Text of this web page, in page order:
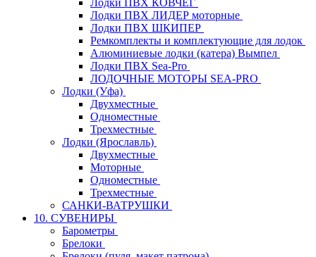
Лодки ПВХ КОВЧЕГ
Лодки ПВХ ЛИДЕР моторные
Лодки ПВХ ШКИПЕР
Ремкомплекты и комплектующие для лодок
Алюминиевые лодки (катера) Вымпел
Лодки ПВХ Sea-Pro
ЛОДОЧНЫЕ МОТОРЫ SEA-PRO
Лодки (Уфа)
Двухместные
Одноместные
Трехместные
Лодки (Ярославль)
Двухместные
Моторные
Одноместные
Трехместные
САНКИ-ВАТРУШКИ
10. СУВЕНИРЫ
Барометры
Брелоки